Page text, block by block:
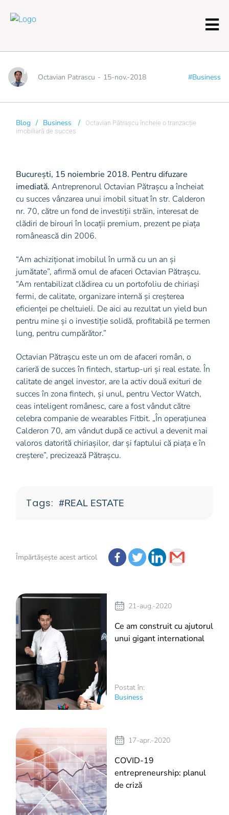
încheie o tranzacție
imobiliară de succes
Octavian Patrascu - 15-nov.-2018 #Business
Blog / Business /
Octavian Pătrașcu încheie o tranzacție
imobiliară de succes
București, 15 noiembrie 2018. Pentru difuzare
imediată. Antreprenorul Octavian Pătrașcu a încheiat
cu succes vânzarea unui imobil situat în str. Calderon
nr. 70, către un fond de investiții străin, interesat de
clădiri de birouri în locații premium, prezent pe piața
românească din 2006.
“Am achiziționat imobilul în urmă cu un an și
jumătate”, afirmă omul de afaceri Octavian Pătrașcu.
“Am rentabilizat clădirea cu un portofoliu de chiriași
fermi, de calitate, organizare internă și creșterea
eficienței pe cheltuieli. De aici au rezultat un yield bun
pentru mine și o investiție solidă, profitabilă pe termen
lung, pentru cumpărător.”
Octavian Pătrașcu este un om de afaceri român, o
carieră de succes în fintech, startup-uri și real estate. În
calitate de angel investor, are la activ două exituri de
succes în zona fintech, și unul, pentru Vector Watch,
ceas inteligent românesc, care a fost vândut către
celebra companie de wearables Fitbit. „În operațiunea
Calderon 70, am vândut după ce activul a devenit mai
valoros datorită chiriașilor, dar și faptului că piața e în
creștere”, precizează Pătrașcu.
Tags: REAL ESTATE
Împărtășește acest articol
Postat în:
Business
Ce am construit cu ajutorul
unui gigant international
21-aug.-2020
COVID-19
entrepreneurship: planul
de criză
17-apr.-2020